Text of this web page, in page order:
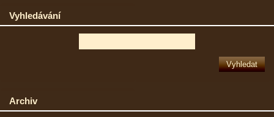
Vyhledávání
Archiv